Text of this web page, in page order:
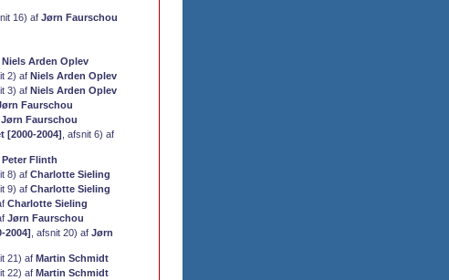
16) af Jørn Faurschou
Niels Arden Oplev
2) af Niels Arden Oplev
3) af Niels Arden Oplev
Faurschou
Jørn Faurschou
[2000-2004] , afsnit 6) af
Peter Flinth
8) af Charlotte Sieling
9) af Charlotte Sieling
Charlotte Sieling
Jørn Faurschou
2004] , afsnit 20) af Jørn
21) af Martin Schmidt
22) af Martin Schmidt